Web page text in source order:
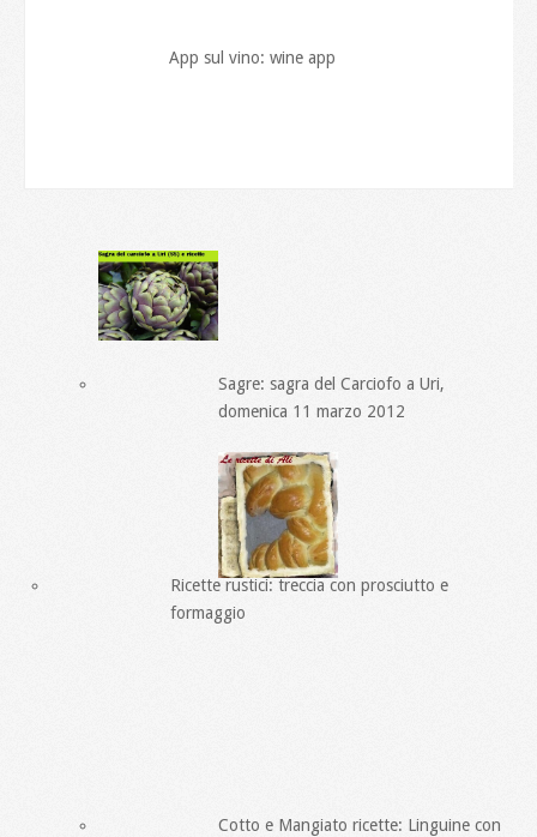
App sul vino: wine app
Sagre: sagra del Carciofo a Uri,
domenica 11 marzo 2012
Ricette rustici: treccia con prosciutto e
formaggio
Cotto e Mangiato ricette: Linguine con